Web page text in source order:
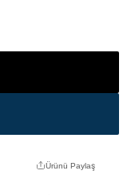
Ürünü Paylaş